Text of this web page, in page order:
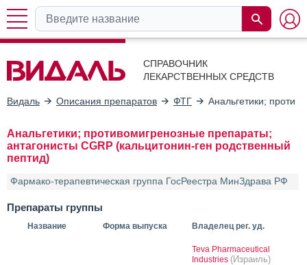
СПРАВОЧНИК
ЛЕКАРСТВЕННЫХ СРЕДСТВ
Видаль Описания препаратов ФТГ Анальгетики;
Анальгетики; противомигренозные препараты;
антагонисты CGRP (кальцитонин-ген родственный
пептид)
Фармако-терапевтическая группа ГосРеестра МинЗдрава РФ
Препараты группы
Название Форма выпуска Владелец рег. уд.
Teva Pharmaceutical
Industries (Израиль)